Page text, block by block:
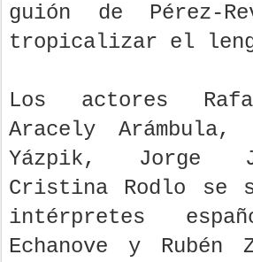
guión de Pérez-
tropicalizar el
Los actores
Aracely Arámbula,
Yázpik, Jorge
Cristina Rodlo se
intérpretes
Echanove y Rubén